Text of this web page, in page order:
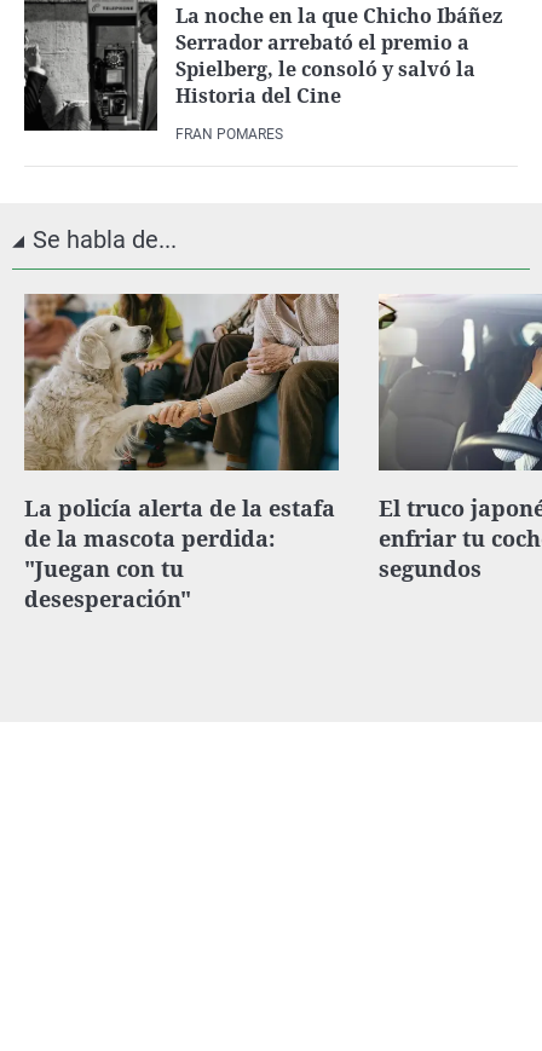
La noche en la que Chicho Ibáñez
Serrador arrebató el premio a
Spielberg, le consoló y salvó la
Historia del Cine
FRAN POMARES
Se habla de...
La policía alerta de la estafa
de la mascota perdida:
"Juegan con tu
desesperación"
El truco
enfriar tu
segundos